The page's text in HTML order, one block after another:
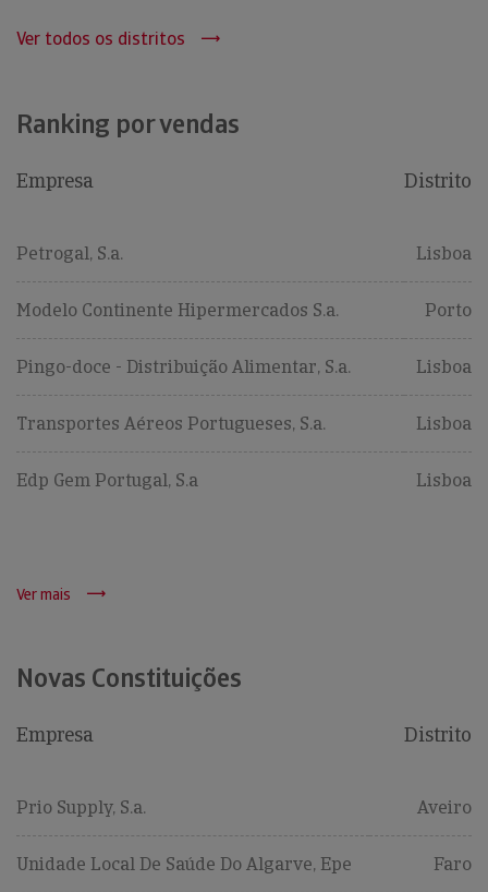
Ver todos os distritos
Ranking por vendas
Empresa Distrito
Petrogal, S.a. Lisboa
Modelo Continente Hipermercados S.a. Porto
Pingo-doce - Distribuição Alimentar, S.a. Lisboa
Transportes Aéreos Portugueses, S.a. Lisboa
Edp Gem Portugal, S.a Lisboa
Ver mais
Novas Constituições
Empresa Distrito
Prio Supply, S.a. Aveiro
Unidade Local De Saúde Do Algarve, Epe Faro